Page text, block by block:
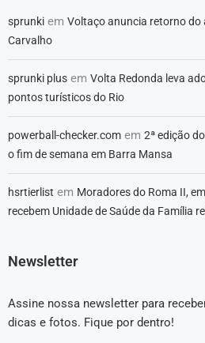
sprunki em Voltaço anuncia retorno
Carvalho
sprunki plus em Volta Redonda leva
pontos turísticos do Rio
powerball-checker.com em 2ª edição
o fim de semana em Barra Mansa
hsrtierlist em Moradores do Roma II,
recebem Unidade de Saúde da Família
Newsletter
Assine nossa newsletter para
dicas e fotos. Fique por dentro!